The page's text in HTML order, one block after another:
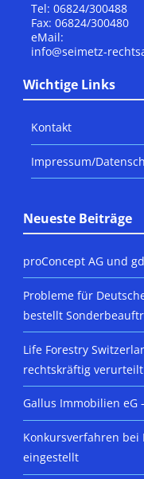
Tel: 06824/300488
Fax: 06824/300480
eMail:
info@seimetz-
Wichtige Links
Kontakt
Impressum/
Neueste Beiträge
proConcept AG und
Probleme für
bestellt
Life Forestry
rechtskräftig verurteilt
Gallus Immobilien eG
Konkursverfahren bei
eingestellt